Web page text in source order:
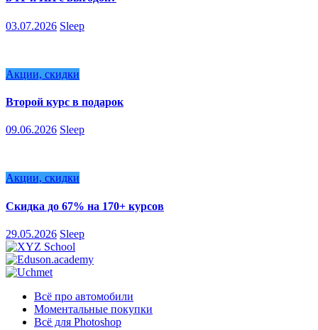
03.07.2026 Sleep
Акции, скидки
Второй курс в подарок
09.06.2026 Sleep
Акции, скидки
Скидка до 67% на 170+ курсов
29.05.2026 Sleep
Всё про автомобили
Моментальные покупки
Всё для Photoshop